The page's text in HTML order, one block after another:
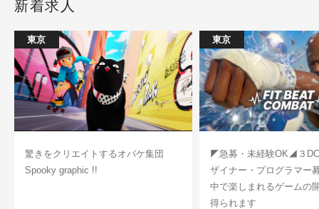
新着求人
東京
驚きをクリエイトするオバケ集団
Spooky graphic !!
東京
◤急募・未経験OK◢３
ザイナー・プログラマー
中で楽しまれるゲームの
得られます